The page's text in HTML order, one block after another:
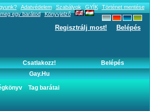
Adatvédelem Szabályok GYÍK
Történet mentése
egy barátod
Könyvjelző
Regisztrálj most! Belépés
Csatlakozz!
Belépés
Gay.hu
Tag barátai